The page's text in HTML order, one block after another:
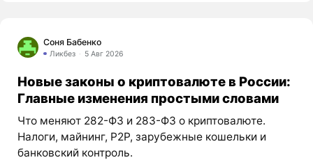
Соня Бабенко
Ликбез 5 Авг 2026
Новые законы о криптовалюте в России:
Главные изменения простыми словами
Что меняют 282-ФЗ и 283-ФЗ о криптовалюте.
Налоги, майнинг, P2P, зарубежные кошельки и
банковский контроль.